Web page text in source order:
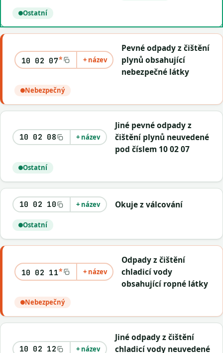
Ostatní
10 02 07* + název
Pevné odpady z čištění
plynů obsahující
nebezpečné látky
Nebezpečný
10 02 08 + název
Jiné pevné odpady z
čištění plynů neuvedené
pod číslem 10 02 07
Ostatní
10 02 10 + název Okuje z válcování
Ostatní
10 02 11* + název
Odpady z čištění
chladicí vody
obsahující ropné látky
Nebezpečný
10 02 12 + název
Jiné odpady z čištění
chladicí vody neuvedené